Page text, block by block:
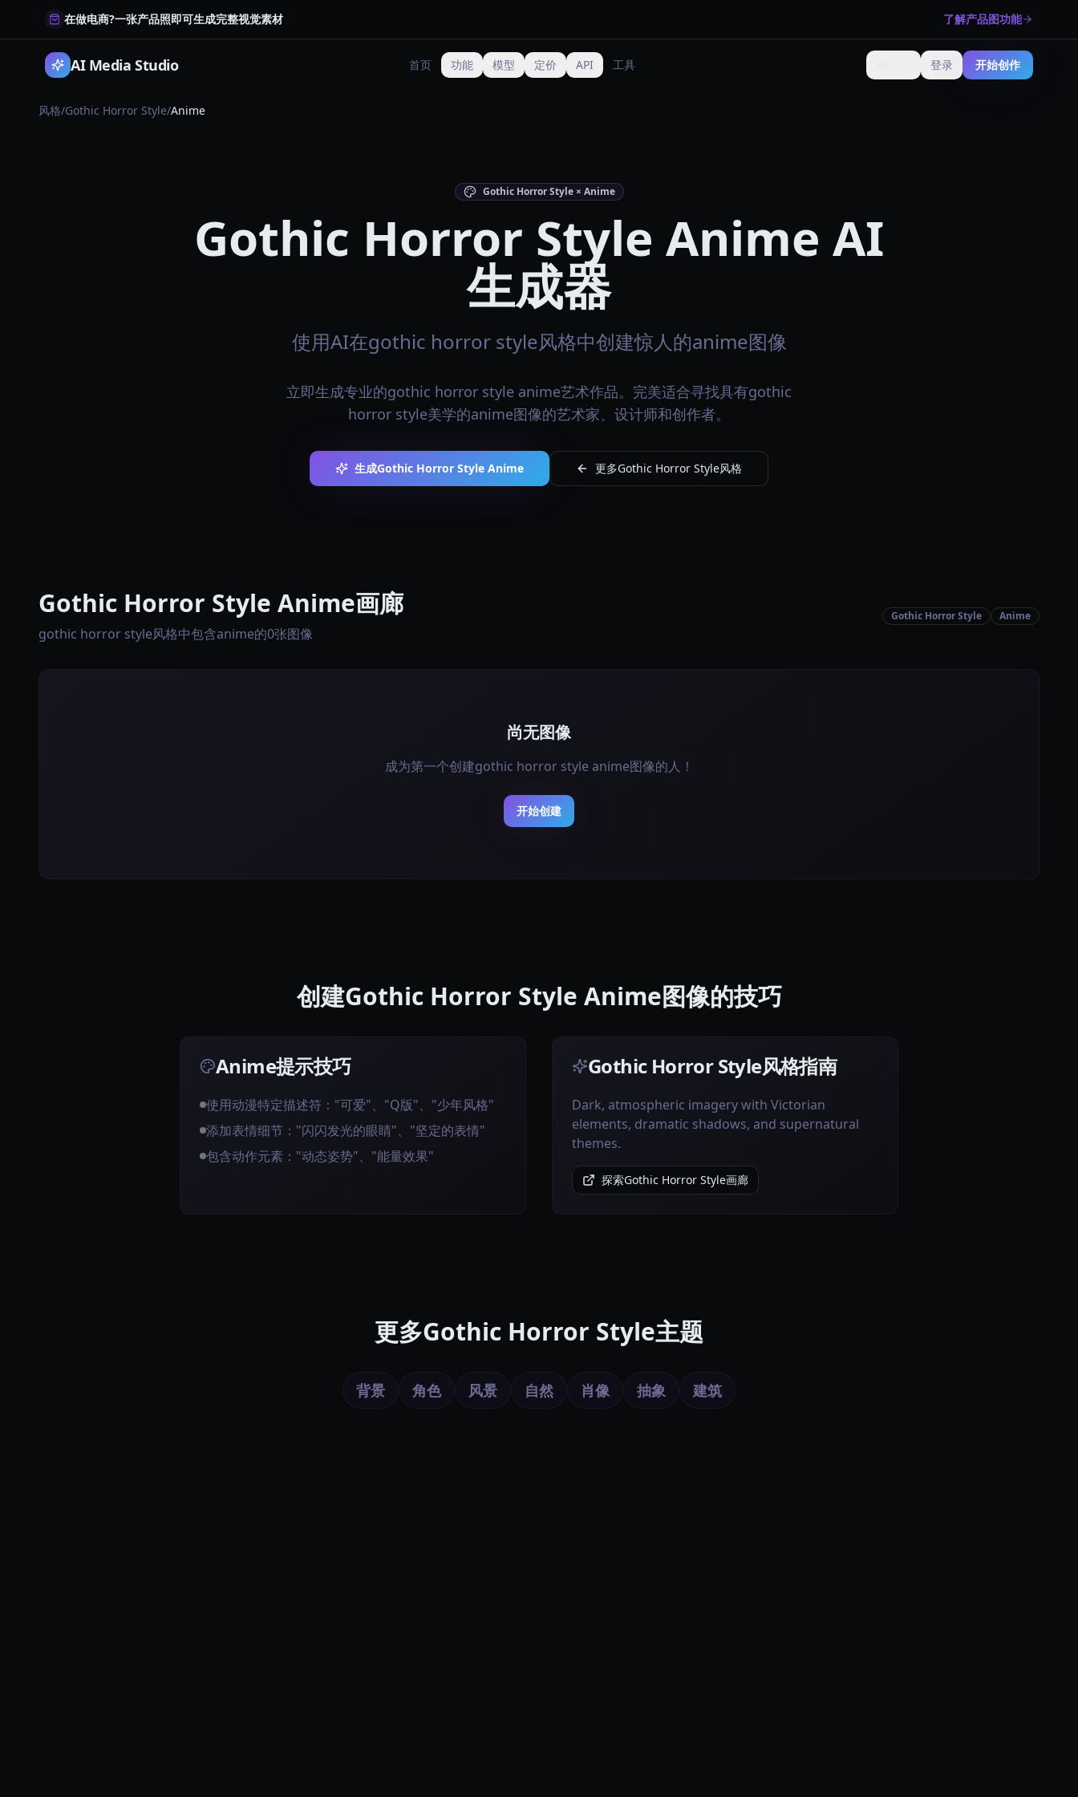
在做电商?一张产品照即可生成完整视觉素材 了解产品图功能
AI Media Studio 首页 功能 模型 定价 API 工具 更改语言登录 开始创作
风格/Gothic Horror Style/Anime
Gothic Horror Style × Anime
Gothic Horror Style Anime AI
生成器
使用AI在gothic horror style风格中创建惊人的anime图像
立即生成专业的gothic horror style anime艺术作品。完美适合寻找具有gothic
horror style美学的anime图像的艺术家、设计师和创作者。
生成Gothic Horror Style Anime 更多Gothic Horror Style风格
Gothic Horror Style Anime画廊
gothic horror style风格中包含anime的0张图像
Gothic Horror Style Anime
尚无图像
成为第一个创建gothic horror style anime图像的人！
开始创建
创建Gothic Horror Style Anime图像的技巧
Anime提示技巧
使用动漫特定描述符："可爱"、"Q版"、"少年风格"
添加表情细节："闪闪发光的眼睛"、"坚定的表情"
包含动作元素："动态姿势"、"能量效果"
Gothic Horror Style风格指南
Dark, atmospheric imagery with Victorian
elements, dramatic shadows, and supernatural
themes.
探索Gothic Horror Style画廊
更多Gothic Horror Style主题
背景 角色 风景 自然 肖像 抽象 建筑